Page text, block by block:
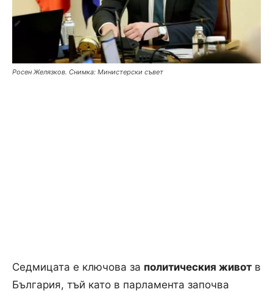
Росен Желязков. Снимка: Министерски съвет
Седмицата е ключова за политическия живот в
България, тъй като в парламента започва